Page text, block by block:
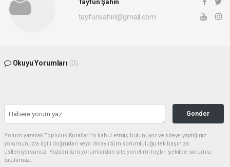
Tayfun Şahin
tayfunsahin@gmail.com
Okuyu Yorumları (0)
Gonder
Yorum yazarak Topluluk Kuralları’nı kabul etmiş bulunuyor ve siteye yaptığınız
yorumunuzla ilgili doğrudan veya dolaylı tüm sorumluluğu tek başınıza
üstleniyorsunuz. Yazılan tüm yorumlardan site yönetimi hiçbir şekilde sorumlu
tutulamaz.